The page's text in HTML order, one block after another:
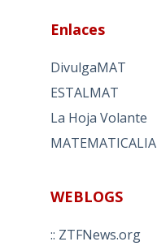
Enlaces
DivulgaMAT
ESTALMAT
La Hoja Volante
MATEMATICALIA
WEBLOGS
:: ZTFNews.org